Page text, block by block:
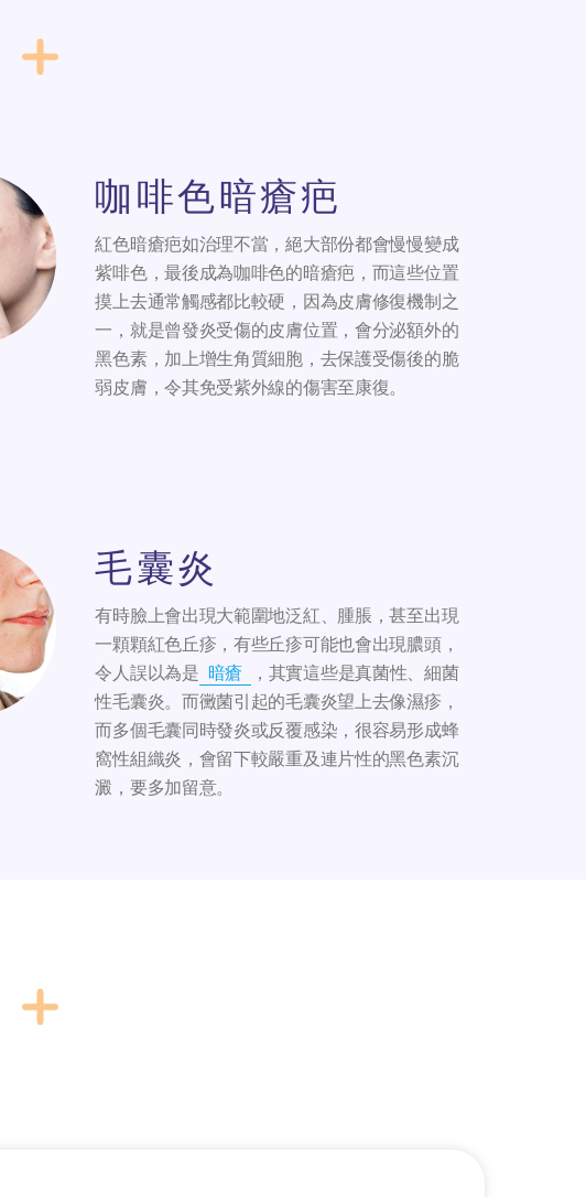
咖啡色暗瘡疤
紅色暗瘡疤如治理不當，絕大部份都會慢慢變成
紫啡色，最後成為咖啡色的暗瘡疤，而這些位置
摸上去通常觸感都比較硬，因為皮膚修復機制之
一，就是曾發炎受傷的皮膚位置，會分泌額外的
黑色素，加上增生角質細胞，去保護受傷後的脆
弱皮膚，令其免受紫外線的傷害至康復。
毛囊炎
有時臉上會出現大範圍地泛紅、腫脹，甚至出現
一顆顆紅色丘疹，有些丘疹可能也會出現膿頭，
令人誤以為是 暗瘡
，其實這些是真菌性、細菌
性毛囊炎。而黴菌引起的毛囊炎望上去像濕疹，
而多個毛囊同時發炎或反覆感染，很容易形成蜂
窩性組織炎，會留下較嚴重及連片性的黑色素沉
澱，要多加留意。